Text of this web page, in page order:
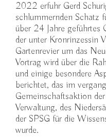
2022 erfuhr Gerd
schlummernden Schatz
über 24 Jahre geführtes
der unter Kronrinzessin
Gartenrevier um das
Vortrag wird über die
und einige besondere
berichtet, das im
Gemeinschaftsaktion
Verwaltung, des
der SPSG für die
wurde.